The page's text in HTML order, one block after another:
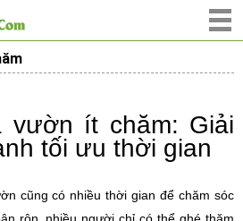
vườn ít chăm: Giải
tối ưu thời gian
cũng có nhiều thời gian để chăm sóc